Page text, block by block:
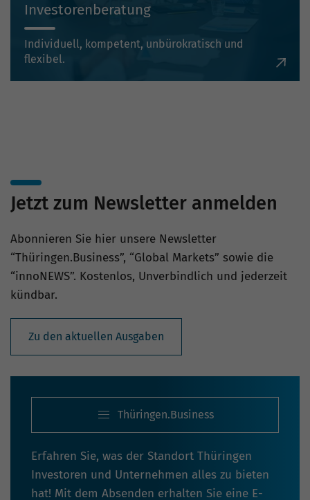
Investorenberatung
Individuell, kompetent, unbürokratisch und
flexibel.
Jetzt zum Newsletter anmelden
Abonnieren Sie hier unsere Newsletter
“Thüringen.Business”, “Global Markets” sowie die
“innoNEWS”. Kostenlos, Unverbindlich und jederzeit
kündbar.
Zu den aktuellen Ausgaben
Thüringen.Business
Erfahren Sie, was der Standort Thüringen
Investoren und Unternehmen alles zu bieten
hat! Mit dem Absenden erhalten Sie eine E-